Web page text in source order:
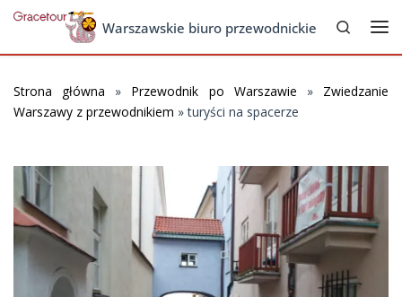
Skip to contentWarszawskie biuro przewodnickie
Search
Strona główna » Przewodnik po Warszawie » Zwiedzanie
Warszawy z przewodnikiem »turyści na spacerze